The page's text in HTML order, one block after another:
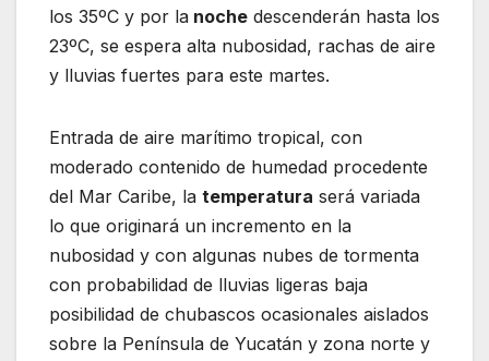
los 35ºC y por la noche descenderán hasta los
23ºC, se espera alta nubosidad, rachas de aire
y lluvias fuertes para este martes.
Entrada de aire marítimo tropical, con
moderado contenido de humedad procedente
del Mar Caribe, la temperatura será variada
lo que originará un incremento en la
nubosidad y con algunas nubes de tormenta
con probabilidad de lluvias ligeras baja
posibilidad de chubascos ocasionales aislados
sobre la Península de Yucatán y zona norte y